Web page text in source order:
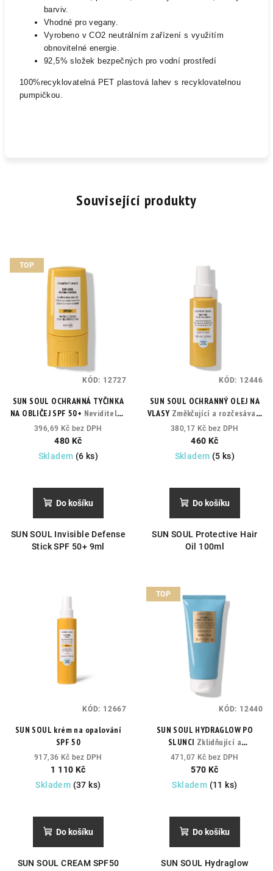
barviv.
Vhodné pro vegany.
Vyrobeno v CO2 neutrálním zařízení s využitím
obnovitelné energie.
92,5% složek bezpečných pro vodní prostředí
100%recyklovatelná PET plastová lahev s recyklovatelnou
pumpičkou.
Související produkty
TOP
SUN SOUL OCHRANNÁ TYČINKA
NA OBLIČEJ SPF 50+ Neviditelná
ochrana SPF50+ pro nejcitlivější
oblasti
396,69 Kč bez DPH
480 Kč
Skladem (6 ks)
Do košíku
SUN SOUL Invisible Defense
Stick SPF 50+ 9ml
KÓD: 12727
SUN SOUL OCHRANNÝ OLEJ NA
VLASY Změkčující a rozčesávací
péče
380,17 Kč bez DPH
460 Kč
Skladem (5 ks)
Do košíku
SUN SOUL Protective Hair
Oil 100ml
KÓD: 12446
SUN SOUL krém na opalování
SPF 50
917,36 Kč bez DPH
1 110 Kč
Skladem (37 ks)
Do košíku
SUN SOUL CREAM SPF50
KÓD: 12667
TOP
SUN SOUL HYDRAGLOW PO
SLUNCI Zklidňující a
rozjasňující krém po opalování
s třpytivým efektem
471,07 Kč bez DPH
570 Kč
Skladem (11 ks)
Do košíku
SUN SOUL Hydraglow
KÓD: 12440